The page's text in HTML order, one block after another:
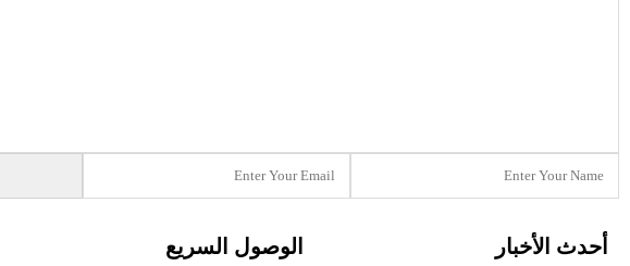
أحدث الأخبار الوصول السريع